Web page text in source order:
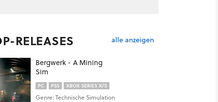
RELEASES alle anzeigen
Bergwerk - A Mining
Sim
PC PS5 XBOX SERIES X/S
Genre: Technische Simulation